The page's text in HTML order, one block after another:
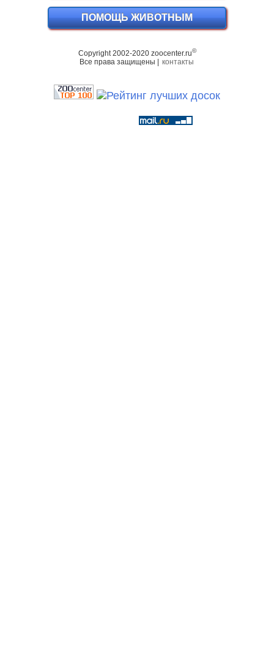
ПОМОЩЬ ЖИВОТНЫМ
Copyright 2002-2020 zoocenter.ru©
Все права защищены | контакты